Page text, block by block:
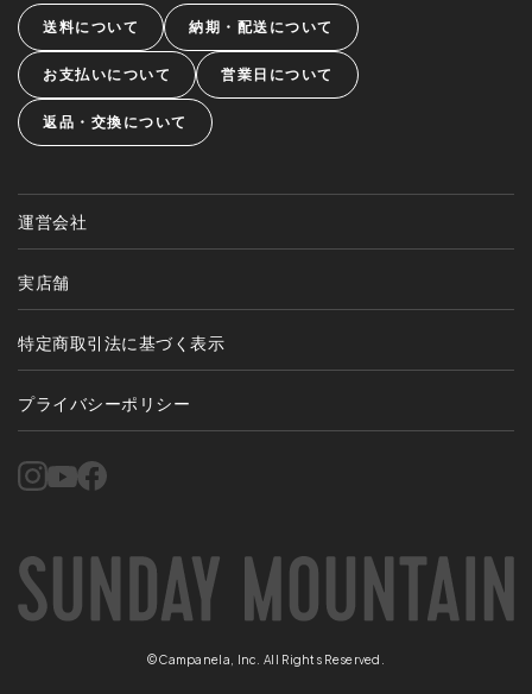
送料について 納期・配送について
お支払いについて 営業日について
返品・交換について
運営会社
実店舗
特定商取引法に基づく表示
プライバシーポリシー
©Campanela, Inc. All Rights Reserved.